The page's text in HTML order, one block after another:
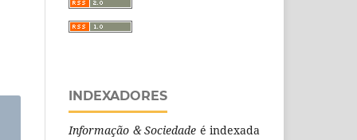
INDEXADORES
Informação & Sociedade é indexada